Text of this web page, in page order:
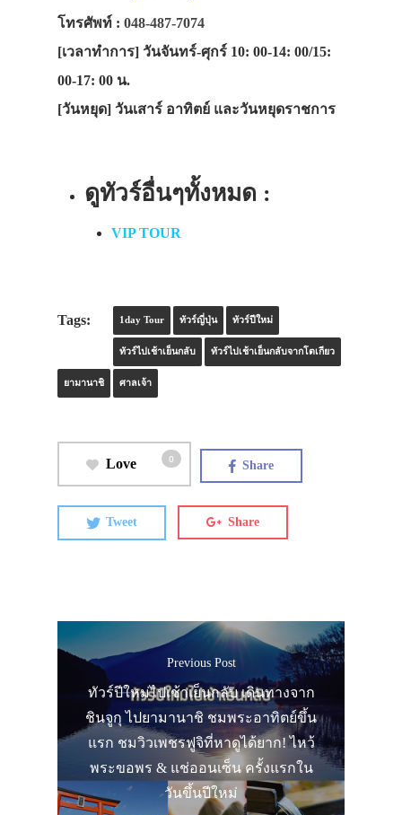
โทรศัพท์ : 048-487-7074
[เวลาทำการ] วันจันทร์-ศุกร์ 10: 00-14: 00/15:
00-17: 00 น.
[วันหยุด] วันเสาร์ อาทิตย์ และวันหยุดราชการ
ดูทัวร์อื่นๆทั้งหมด :
VIP TOUR
Tags: 1day Tour ทัวร์ญี่ปุ่น ทัวร์ปีใหม่
ทัวร์ไปเช้าเย็นกลับ ทัวร์ไปเช้าเย็นกลับจากโตเกียว
ยามานาชิ ศาลเจ้า
Love 0 Share
Tweet Share
Previous Post
ทัวร์ปีใหม่ไปเช้าเย็นกลับ เดินทางจาก
ชินจูกุ ไปยามานาชิ ชมพระอาทิตย์ขึ้น
แรก ชมวิวเพชรฟูจิที่หาดูได้ยาก! ไหว้
พระขอพร & แช่ออนเซ็น ครั้งแรกใน
วันขึ้นปีใหม่